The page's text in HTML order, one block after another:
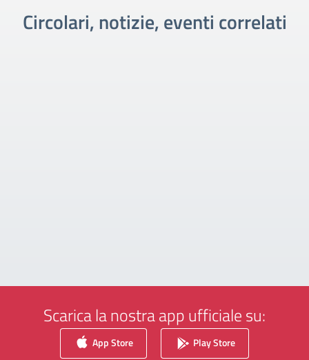
Circolari, notizie, eventi correlati
Scarica la nostra app ufficiale su:
App Store Play Store